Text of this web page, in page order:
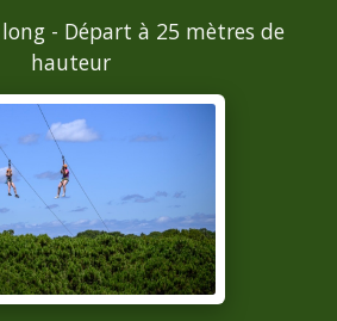
- Départ à 25 mètres de
hauteur